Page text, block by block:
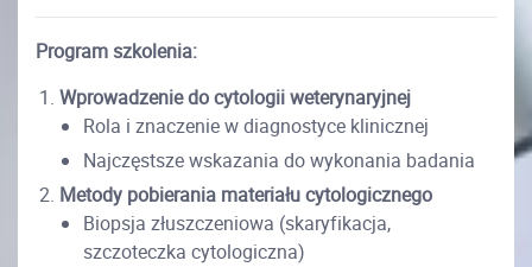
Program szkolenia:
Wprowadzenie do cytologii weterynaryjnej
Rola i znaczenie w diagnostyce klinicznej
Najczęstsze wskazania do wykonania badania
Metody pobierania materiału cytologicznego
Biopsja złuszczeniowa (skaryfikacja,
szczoteczka cytologiczna)